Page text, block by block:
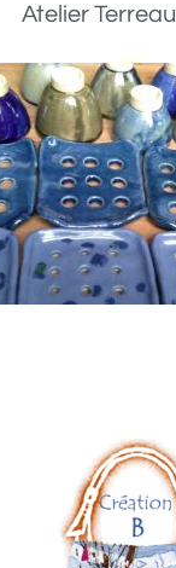
Atelier Terreau